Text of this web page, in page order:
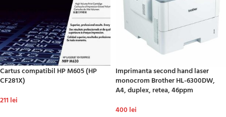
Cartus compatibil HP M605 (HP
CF281X)
211 lei
Imprimanta second hand laser
monocrom Brother HL-6300DW,
A4, duplex, retea, 46ppm
400 lei